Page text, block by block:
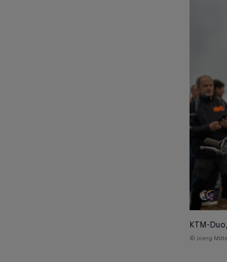
KTM-
© Joerg